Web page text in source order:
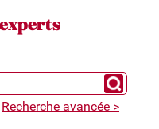
Chercher
Recherche avancée >